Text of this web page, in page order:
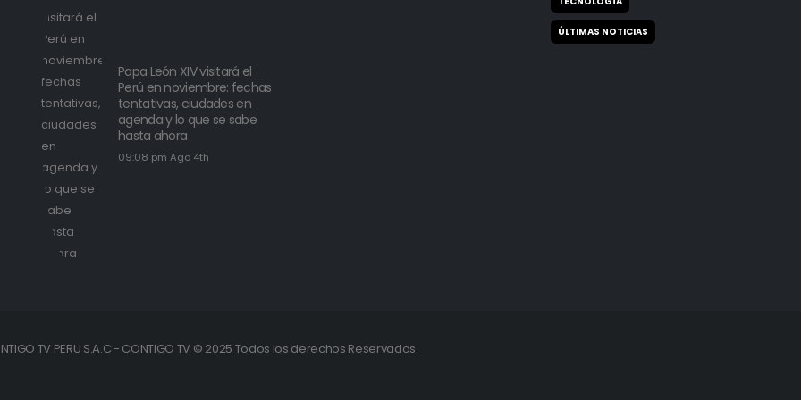
Papa León XIV visitará el
Perú en noviembre: fechas
tentativas, ciudades en
agenda y lo que se sabe
hasta ahora
09:08 pm Ago 4th
ÚLTIMAS NOTICIAS
TV PERU S.A.C - CONTIGO TV © 2025 Todos los derechos Reservados.